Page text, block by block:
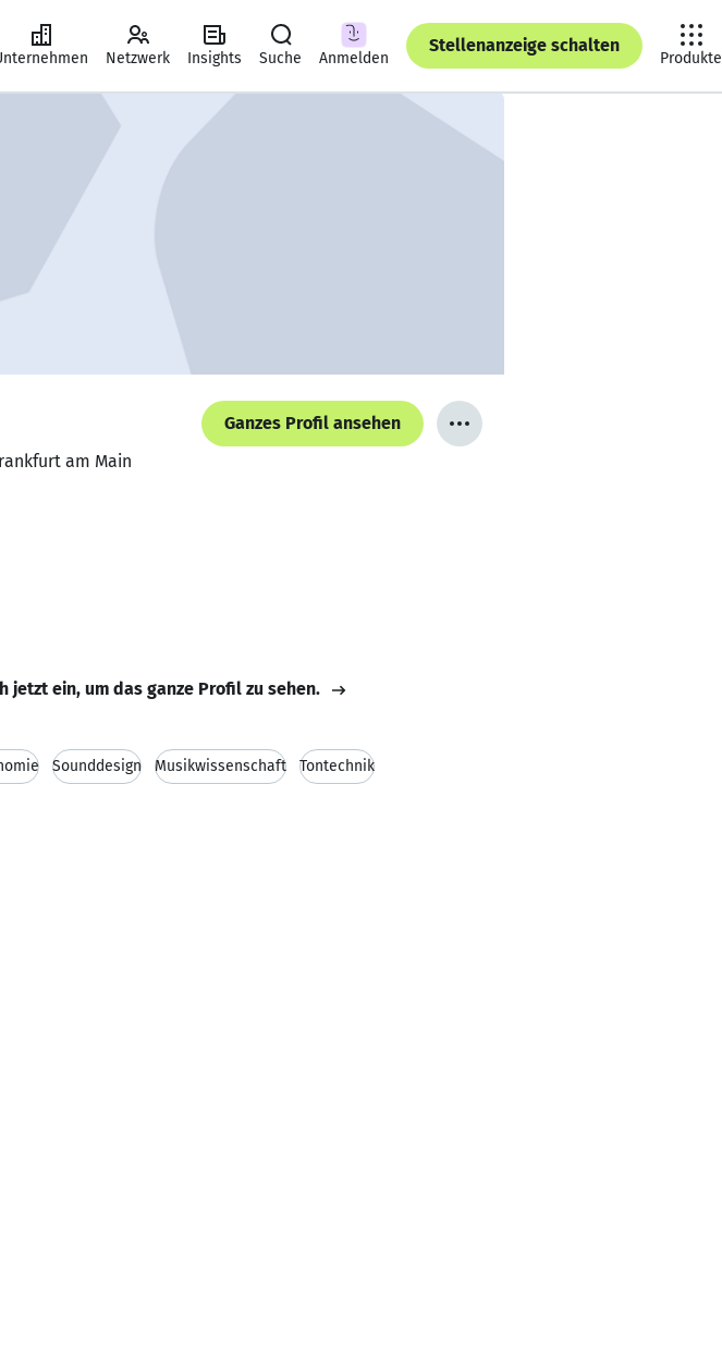
Netzwerk Insights Suche Anmelden
Stellenanzeige schalten
Produkte
Ganzes Profil ansehen
am Main
jetzt ein, um das ganze Profil zu sehen.
Sounddesign Musikwissenschaft Tontechnik